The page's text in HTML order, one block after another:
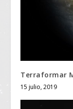
Terraformar
15 julio, 2019